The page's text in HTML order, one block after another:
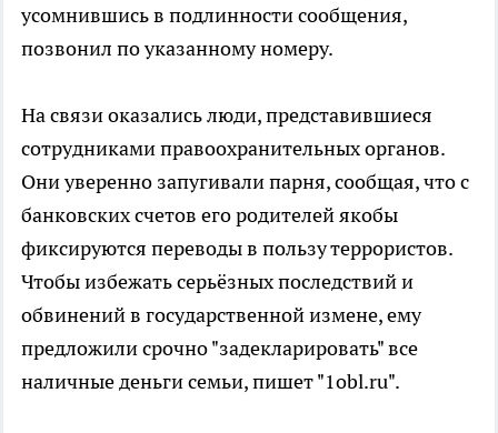
усомнившись в подлинности сообщения,
позвонил по указанному номеру.
На связи оказались люди, представившиеся
сотрудниками правоохранительных органов.
Они уверенно запугивали парня, сообщая, что с
банковских счетов его родителей якобы
фиксируются переводы в пользу террористов.
Чтобы избежать серьёзных последствий и
обвинений в государственной измене, ему
предложили срочно "задекларировать" все
наличные деньги семьи, пишет "1obl.ru".